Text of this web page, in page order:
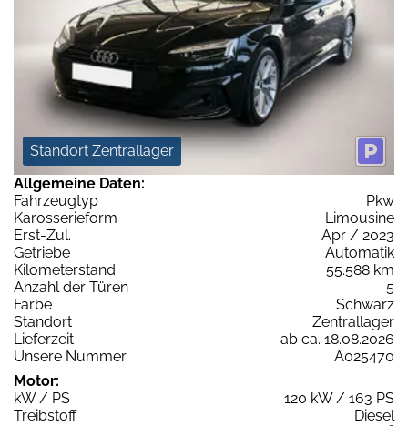
Standort Zentrallager
Allgemeine Daten:
Fahrzeugtyp
Pkw
Karosserieform
Limousine
Erst-Zul.
Apr / 2023
Getriebe
Automatik
Kilometerstand
55.588 km
Anzahl der Türen
5
Farbe
Schwarz
Standort
Zentrallager
Lieferzeit
ab ca. 18.08.2026
Unsere Nummer
A025470
Motor:
kW / PS
120 kW / 163 PS
Treibstoff
Diesel